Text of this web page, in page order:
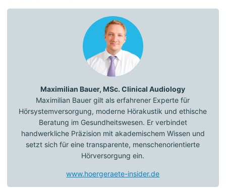
Maximilian Bauer, MSc. Clinical Audiology
Maximilian Bauer gilt als erfahrener Experte für
Hörsystemversorgung, moderne Hörakustik und ethische
Beratung im Gesundheitswesen. Er verbindet
handwerkliche Präzision mit akademischem Wissen und
setzt sich für eine transparente, menschenorientierte
Hörversorgung ein.
www.hoergeraete-insider.de